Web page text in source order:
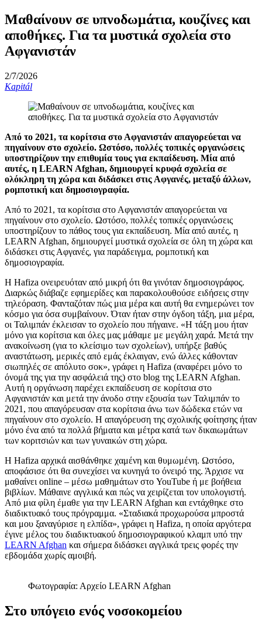
Μαθαίνουν σε υπνοδωμάτια, κουζίνες και
αποθήκες. Για τα μυστικά σχολεία στο
Αφγανιστάν
2/7/2026
Kapitál
Από το 2021, τα κορίτσια στο Αφγανιστάν απαγορεύεται να
πηγαίνουν στο σχολείο. Ωστόσο, πολλές τοπικές οργανώσεις
υποστηρίζουν την επιθυμία τους για εκπαίδευση. Μία από
αυτές, η LEARN Afghan, δημιουργεί κρυφά σχολεία σε
ολόκληρη τη χώρα και διδάσκει στις Αφγανές, μεταξύ άλλων,
ρομποτική και δημοσιογραφία.
Από το 2021, τα κορίτσια στο Αφγανιστάν απαγορεύεται να
πηγαίνουν στο σχολείο. Ωστόσο, πολλές τοπικές οργανώσεις
υποστηρίζουν το πάθος τους για εκπαίδευση. Μία από αυτές, η
LEARN Afghan, δημιουργεί μυστικά σχολεία σε όλη τη χώρα και
διδάσκει στις Αφγανές, για παράδειγμα, ρομποτική και
δημοσιογραφία.
Η Hafiza ονειρευόταν από μικρή ότι θα γινόταν δημοσιογράφος.
Διαρκώς διάβαζε εφημερίδες και παρακολουθούσε ειδήσεις στην
τηλεόραση. Φανταζόταν πώς μια μέρα και αυτή θα ενημερώνει τον
κόσμο για όσα συμβαίνουν. Όταν ήταν στην όγδοη τάξη, μια μέρα,
οι Ταλιμπάν έκλεισαν το σχολείο που πήγαινε. «Η τάξη μου ήταν
μόνο για κορίτσια και όλες μας μάθαμε με μεγάλη χαρά. Μετά την
ανακοίνωση (για το κλείσιμο των σχολείων), υπήρξε βαθύς
αναστάτωση, μερικές από εμάς έκλαιγαν, ενώ άλλες κάθονταν
σιωπηλές σε απόλυτο σοκ», γράφει η Hafiza (αναφέρει μόνο το
όνομά της για την ασφάλειά της) στο blog της LEARN Afghan.
Αυτή η οργάνωση παρέχει εκπαίδευση σε κορίτσια στο
Αφγανιστάν και μετά την άνοδο στην εξουσία των Ταλιμπάν το
2021, που απαγόρευσαν στα κορίτσια άνω των δώδεκα ετών να
πηγαίνουν στο σχολείο. Η απαγόρευση της σχολικής φοίτησης ήταν
μόνο ένα από τα πολλά βήματα και μέτρα κατά των δικαιωμάτων
των κοριτσιών και των γυναικών στη χώρα.
Η Hafiza αρχικά αισθάνθηκε χαμένη και θυμωμένη. Ωστόσο,
αποφάσισε ότι θα συνεχίσει να κυνηγά το όνειρό της. Άρχισε να
μαθαίνει online – μέσω μαθημάτων στο YouTube ή με βοήθεια
βιβλίων. Μάθαινε αγγλικά και πώς να χειρίζεται τον υπολογιστή.
Από μια φίλη έμαθε για την LEARN Afghan και εντάχθηκε στο
διαδικτυακό τους πρόγραμμα. «Σταδιακά προχωρούσα μπροστά
και μου ξαναγύρισε η ελπίδα», γράφει η Hafiza, η οποία αργότερα
έγινε μέλος του διαδικτυακού δημοσιογραφικού κλαμπ υπό την
LEARN Afghan και σήμερα διδάσκει αγγλικά τρεις φορές την
εβδομάδα χωρίς αμοιβή.
Φωτογραφία: Αρχείο LEARN Afghan
Στο υπόγειο ενός νοσοκομείου